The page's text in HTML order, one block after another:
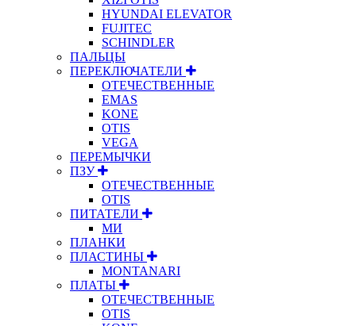
HYUNDAI ELEVATOR
FUJITEC
SCHINDLER
ПАЛЬЦЫ
ПЕРЕКЛЮЧАТЕЛИ
ОТЕЧЕСТВЕННЫЕ
EMAS
KONE
OTIS
VEGA
ПЕРЕМЫЧКИ
ПЗУ
ОТЕЧЕСТВЕННЫЕ
OTIS
ПИТАТЕЛИ
МИ
ПЛАНКИ
ПЛАСТИНЫ
MONTANARI
ПЛАТЫ
ОТЕЧЕСТВЕННЫЕ
OTIS